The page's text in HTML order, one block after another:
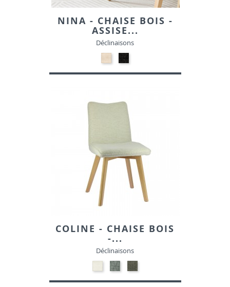
NINA - CHAISE BOIS -
ASSISE...
Déclinaisons
24-
Beige
-
24-
Noir
-
COLINE - CHAISE BOIS
-...
Déclinaisons
BEIGE
MOD
ANTHRACITE
MOD
Vert
Mod-